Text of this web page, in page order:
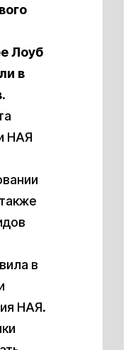
Лоуб
в
НАЯ
в
НАЯ.